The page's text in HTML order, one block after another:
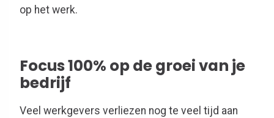
op het werk.
Focus 100% op de groei van je
bedrijf
Veel werkgevers verliezen nog te veel tijd aan